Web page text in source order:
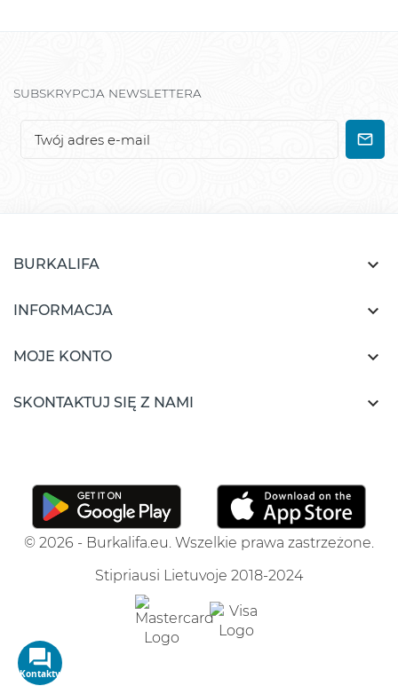
SUBSKRYPCJA NEWSLETTERA
BURKALIFA 
INFORMACJA 
MOJE KONTO 
SKONTAKTUJ SIĘ Z NAMI 
© 2026 - Burkalifa.eu. Wszelkie prawa zastrzeżone.
Stipriausi Lietuvoje 2018-2024
Kontakty